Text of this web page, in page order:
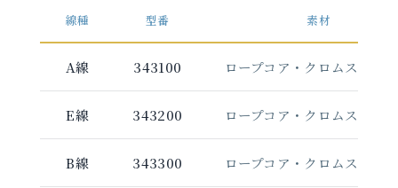
線種 型番 素材
A線 343100 ロープコア・クロムスチー
E線 343200 ロープコア・クロムスチー
B線 343300 ロープコア・クロムスチー